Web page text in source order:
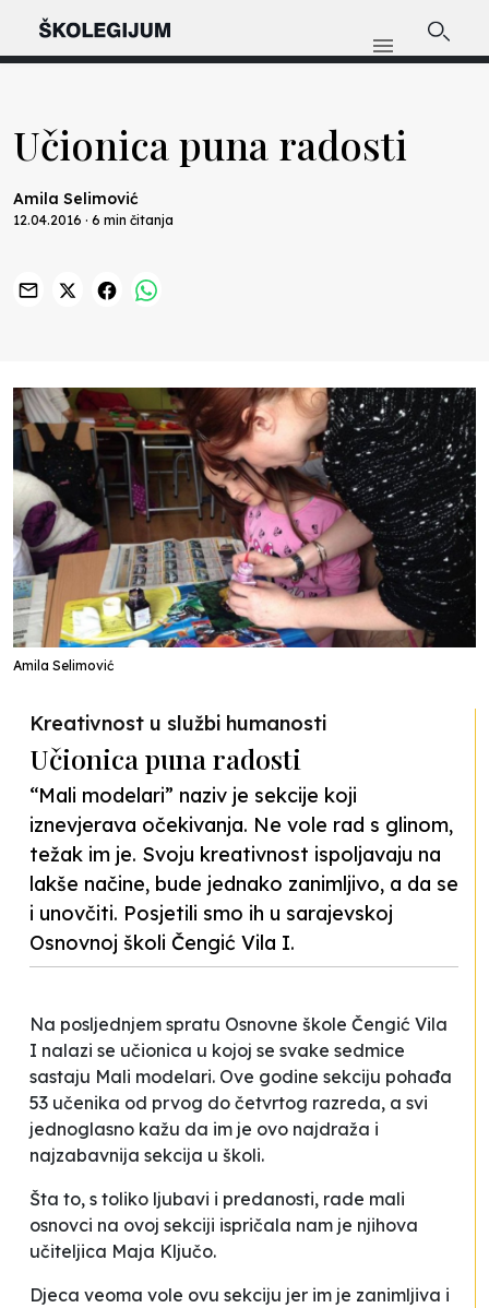
Učionica puna radosti
Amila Selimović
12.04.2016 · 6 min čitanja
Amila Selimović
Kreativnost u službi humanosti
Učionica puna radosti
“Mali modelari” naziv je sekcije koji
iznevjerava očekivanja. Ne vole rad s glinom,
težak im je. Svoju kreativnost ispoljavaju na
lakše načine, bude jednako zanimljivo, a da se
i unovčiti. Posjetili smo ih u sarajevskoj
Osnovnoj školi Čengić Vila I.
Na posljednjem spratu Osnovne škole Čengić Vila
I nalazi se učionica u kojoj se svake sedmice
sastaju Mali modelari. Ove godine sekciju pohađa
53 učenika od prvog do četvrtog razreda, a svi
jednoglasno kažu da im je ovo najdraža i
najzabavnija sekcija u školi.
Šta to, s toliko ljubavi i predanosti, rade mali
osnovci na ovoj sekciji ispričala nam je njihova
učiteljica Maja Ključo.
Djeca veoma vole ovu sekciju jer im je zanimljiva i